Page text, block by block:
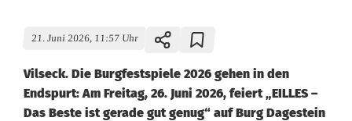
21. Juni 2026, 11:57 Uhr
Vilseck. Die Burgfestspiele 2026 gehen in den
Endspurt: Am Freitag, 26. Juni 2026, feiert „EILLES –
Das Beste ist gerade gut genug“ auf Burg Dagestein